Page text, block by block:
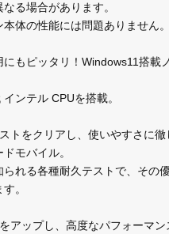
なる場合があります。
体の性能には問題ありません。
にもピッタリ！Windows11搭載
ンテル CPUを搭載。
トをクリアし、使いやすさに
モバイル。
られる各種耐久テストで、その
。
アップし、高度なパフォーマン